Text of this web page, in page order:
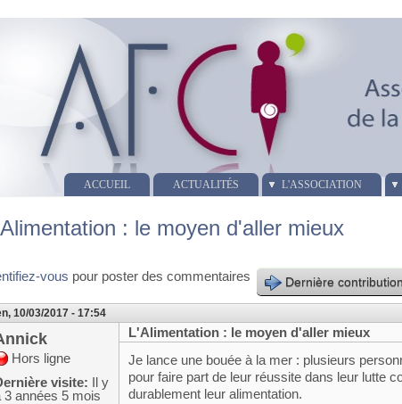
ACCUEIL ACTUALITÉS L'ASSOCIATION
: le moyen d'aller mieux
vous pour poster des commentaires Dernière contribution
10/03/2017 - 17:54
Hors ligne
visite: Il y
3 années 5 mois
L'Alimentation : le moyen d'aller mieux
Je lance une bouée à la mer : plusieurs
pour faire part de leur réussite dans leur lutte
durablement leur alimentation.